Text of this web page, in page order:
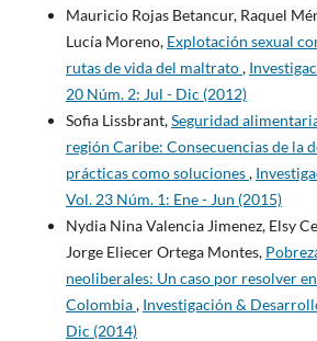
Mauricio Rojas Betancur, Raquel
Lucía Moreno, Explotación sexual
rutas de vida del maltrato,
20 Núm. 2: Jul - Dic (2012)
Sofia Lissbrant,Seguridad
región Caribe: Consecuencias de la
prácticas como soluciones,
Vol. 23 Núm. 1: Ene - Jun (2015)
Nydia Nina Valencia Jimenez, Elsy
Jorge Eliecer Ortega Montes,
neoliberales: Un caso por resolver
Colombia, Investigación &
Dic (2014)